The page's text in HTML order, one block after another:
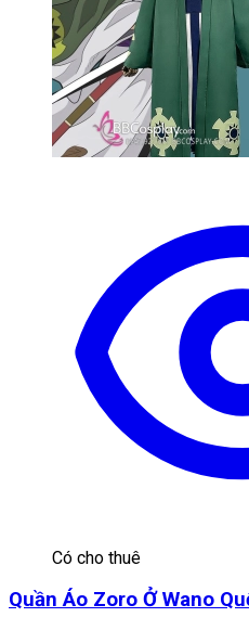
Có cho thuê
Quần Áo Zoro Ở Wano